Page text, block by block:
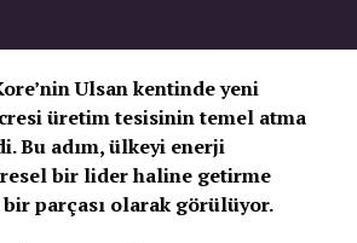
Ulsan kentinde yeni
üretim tesisinin temel atma
Bu adım, ülkeyi enerji
bir lider haline getirme
parçası olarak görülüyor.